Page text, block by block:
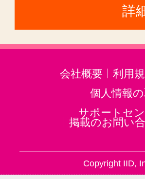
本川
与野駅(2)
北越谷駅
せんげん台駅(1)
みずほ台駅(1)
丸
狭山市駅(1)
武里駅
詳
会社概要 利用
個人情報
サポートセ
掲載のお問い
Copyright IID,